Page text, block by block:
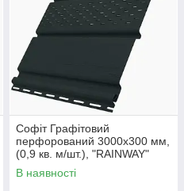
Софіт Графітовий
перфорований 3000х300 мм,
(0,9 кв. м/шт.), "RAINWAY"
Україна.
В наявності